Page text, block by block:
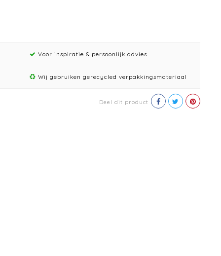
Voor inspiratie & persoonlijk advies
Wij gebruiken gerecycled verpakkingsmateriaal
Deel dit product